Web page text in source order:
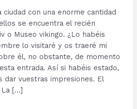
ciudad con una enorme cantidad
se encuentra el recién
o Museo vikingo. ¿Lo habéis
lo visitaré y os traeré mi
él, no obstante, de momento
entrada. Así si habéis estado,
dar vuestras impresiones. El
La […]